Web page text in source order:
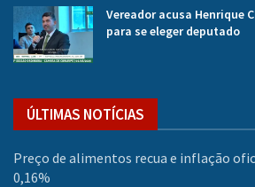
Vereador acusa Henrique
para se eleger deputado
ÚLTIMAS NOTÍCIAS
Preço de alimentos recua e inflação
0,16%